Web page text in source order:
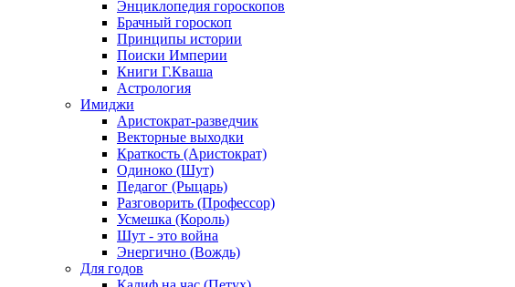
Энциклопедия гороскопов
Брачный гороскоп
Принципы истории
Поиски Империи
Книги Г.Кваша
Астрология
Имиджи
Аристократ-разведчик
Векторные выходки
Краткость (Аристократ)
Одиноко (Шут)
Педагог (Рыцарь)
Разговорить (Профессор)
Усмешка (Король)
Шут - это война
Энергично (Вождь)
Для годов